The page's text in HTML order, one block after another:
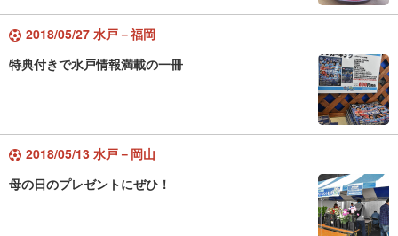
2018/05/27 水戸－福岡
特典付きで水戸情報満載の一冊
2018/05/13 水戸－岡山
母の日のプレゼントにぜひ！